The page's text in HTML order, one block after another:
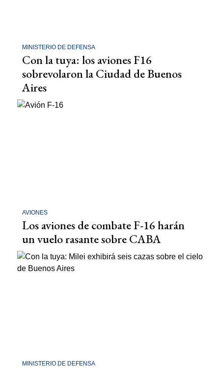
MINISTERIO DE DEFENSA
Con la tuya: los aviones F16
sobrevolaron la Ciudad de Buenos
Aires
AVIONES
Los aviones de combate F-16 harán
un vuelo rasante sobre CABA
MINISTERIO DE DEFENSA